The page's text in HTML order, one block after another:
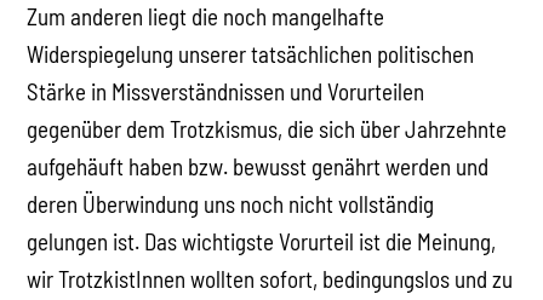
Zum anderen liegt die noch mangelhafte
Widerspiegelung unserer tatsächlichen politischen
Stärke in Missverständnissen und Vorurteilen
gegenüber dem Trotzkismus, die sich über Jahrzehnte
aufgehäuft haben bzw. bewusst genährt werden und
deren Überwindung uns noch nicht vollständig
gelungen ist. Das wichtigste Vorurteil ist die Meinung,
wir TrotzkistInnen wollten sofort, bedingungslos und zu